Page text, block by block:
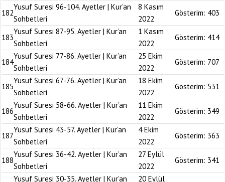
182
Yusuf Suresi 96-104. Ayetler | Kur’an
Sohbetleri
8 Kasım
2022
Gösterim: 403
183
Yusuf Suresi 87-95. Ayetler | Kur’an
Sohbetleri
1 Kasım
2022
Gösterim: 414
184
Yusuf Suresi 77-86. Ayetler | Kur’an
Sohbetleri
25 Ekim
2022
Gösterim: 707
185
Yusuf Suresi 67-76. Ayetler | Kur’an
Sohbetleri
18 Ekim
2022
Gösterim: 531
186
Yusuf Suresi 58-66. Ayetler | Kur’an
Sohbetleri
11 Ekim
2022
Gösterim: 349
187
Yusuf Suresi 43-57. Ayetler | Kur’an
Sohbetleri
4 Ekim
2022
Gösterim: 363
188
Yusuf Suresi 36-42. Ayetler | Kur’an
Sohbetleri
27 Eylül
2022
Gösterim: 341
Yusuf Suresi 30-35. Ayetler | Kur’an
20 Eylül